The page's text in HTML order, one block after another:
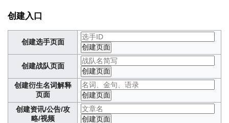
创建入口
创建选手页面
创建战队页面
创建衍生名词解释
页面
创建资讯/公告/攻
略/视频